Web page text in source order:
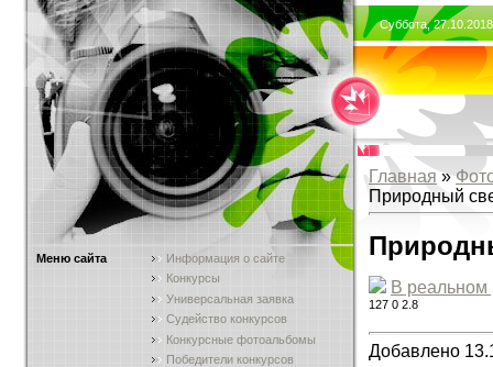
Меню сайта
Информация о сайте
Конкурсы
Универсальная заявка
Судейство конкурсов
Конкурсные фотоальбомы
Победители конкурсов
Суббота,
Главная»
Природный
В
127 0 2.8
Добавлено